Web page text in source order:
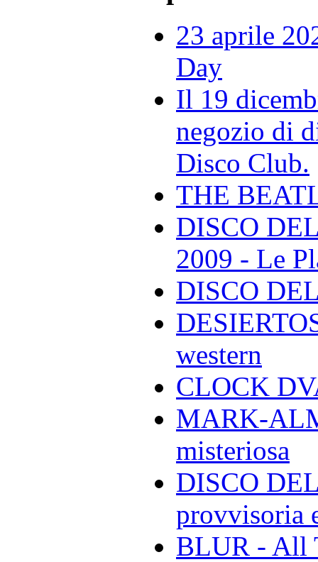
23 aprile
Day
Il 19
negozio di
Disco Club.
THE
DISCO
2009 - Le
DISCO
western
CLOCK
MARK-
misteriosa
DISCO
provvisoria
BLUR - All